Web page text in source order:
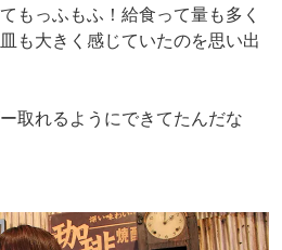
もっふもふ！給食って量も多く
も大きく感じていたのを思い出
取れるようにできてたんだな